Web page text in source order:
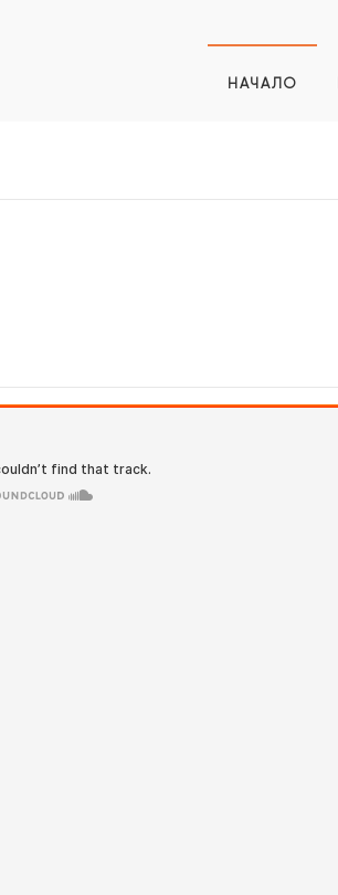
НАЧАЛО